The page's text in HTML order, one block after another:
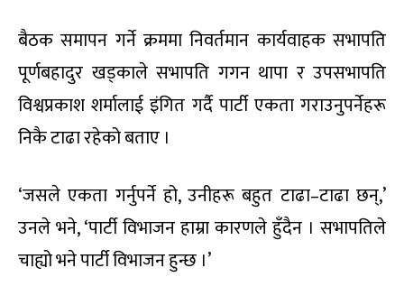
बैठक समापन गर्ने क्रममा निवर्तमान कार्यवाहक सभापति
पूर्णबहादुर खड्काले सभापति गगन थापा र उपसभापति
विश्वप्रकाश शर्मालाई इंगित गर्दै पार्टी एकता गराउनुपर्नेहरू
निकै टाढा रहेको बताए ।
‘जसले एकता गर्नुपर्ने हो, उनीहरू बहुत टाढा–टाढा छन्,’
उनले भने, ‘पार्टी विभाजन हाम्रा कारणले हुँदैन । सभापतिले
चाह्यो भने पार्टी विभाजन हुन्छ ।’